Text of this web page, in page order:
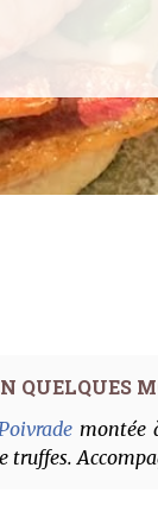
montée
truffes.